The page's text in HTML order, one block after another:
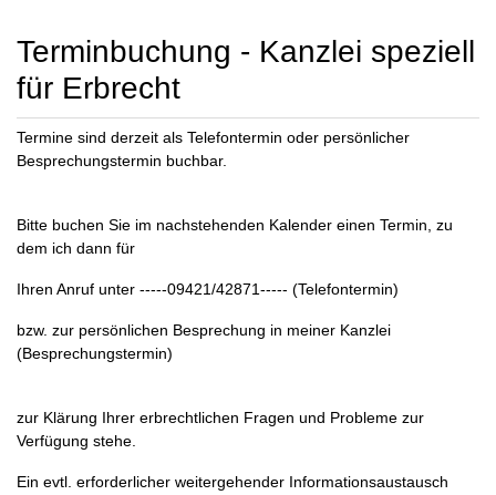
Terminbuchung - Kanzlei speziell
für Erbrecht
Termine sind derzeit als Telefontermin oder persönlicher
Besprechungstermin buchbar.
Bitte buchen Sie im nachstehenden Kalender einen Termin, zu
dem ich dann für
Ihren Anruf unter -----09421/42871----- (Telefontermin)
bzw. zur persönlichen Besprechung in meiner Kanzlei
(Besprechungstermin)
zur Klärung Ihrer erbrechtlichen Fragen und Probleme zur
Verfügung stehe.
Ein evtl. erforderlicher weitergehender Informationsaustausch